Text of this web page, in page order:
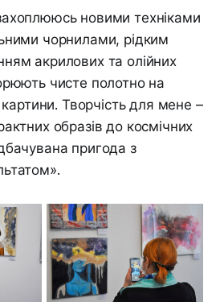
новими техніками
чорнилами, рідким
акрилових та олійних
чисте полотно на
картини. Творчість для мене –
образів до космічних
пригода з